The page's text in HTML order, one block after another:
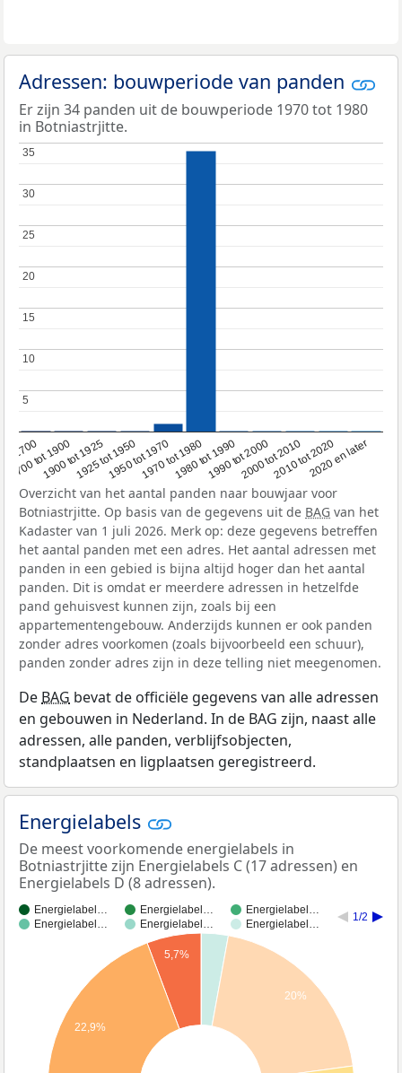
Adressen: bouwperiode van panden
Er zijn 34 panden uit de bouwperiode 1970 tot 1980
in Botniastrjitte.
1700
1700 tot 1900
1900 tot 19251925 tot 19501950 tot 19701970 tot 19801980 tot 19901990 tot 20002000 tot 20102010 tot 20202020 en later
5
5
10
10
15
15
20
20
25
25
30
30
35
35
Overzicht van het aantal panden naar bouwjaar voor
Botniastrjitte. Op basis van de gegevens uit de BAG van het
Kadaster van 1 juli 2026. Merk op: deze gegevens betreffen
het aantal panden met een adres. Het aantal adressen met
panden in een gebied is bijna altijd hoger dan het aantal
panden. Dit is omdat er meerdere adressen in hetzelfde
pand gehuisvest kunnen zijn, zoals bij een
appartementengebouw. Anderzijds kunnen er ook panden
zonder adres voorkomen (zoals bijvoorbeeld een schuur),
panden zonder adres zijn in deze telling niet meegenomen.
De BAG bevat de officiële gegevens van alle adressen
en gebouwen in Nederland. In de BAG zijn, naast alle
adressen, alle panden, verblijfsobjecten,
standplaatsen en ligplaatsen geregistreerd.
Energielabels
De meest voorkomende energielabels in
Botniastrjitte zijn Energielabels C (17 adressen) en
Energielabels D (8 adressen).
Energielabel… Energielabel…
Energielabel…
Energielabel…
Energielabel… Energielabel…
1/2
20%
5,7%
22,9%